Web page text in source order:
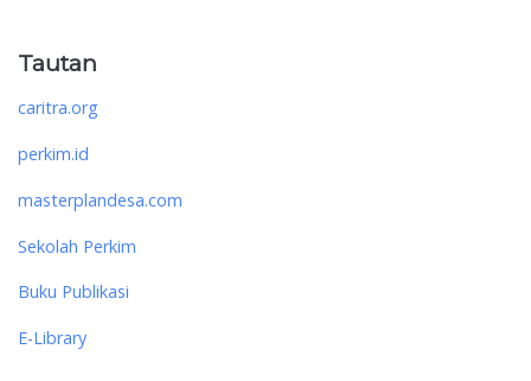
Tautan
caritra.org
perkim.id
masterplandesa.com
Sekolah Perkim
Buku Publikasi
E-Library